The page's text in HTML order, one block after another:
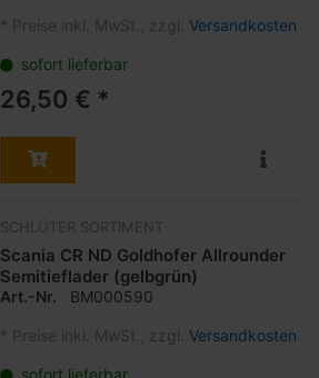
* Preise inkl. MwSt., zzgl. Versandkosten
sofort lieferbar
26,50 € *
SCHLÜTER SORTIMENT
Scania CR ND Goldhofer Allrounder
Semitieflader (gelbgrün)
Art.-Nr. BM000590
* Preise inkl. MwSt., zzgl. Versandkosten